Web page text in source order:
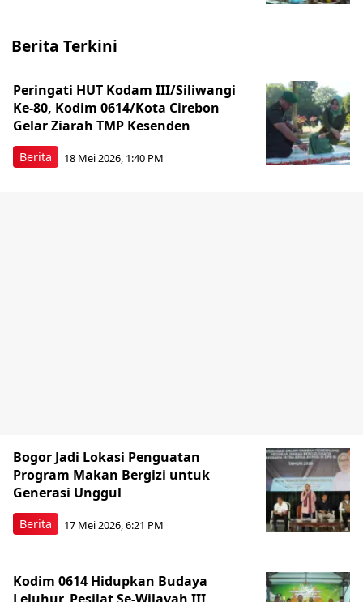
Berita Terkini
Berita
Peringati HUT Kodam III/Siliwangi
Ke-80, Kodim 0614/Kota Cirebon
Gelar Ziarah TMP Kesenden
18 Mei 2026, 1:40 PM
Berita
Bogor Jadi Lokasi Penguatan
Program Makan Bergizi untuk
Generasi Unggul
17 Mei 2026, 6:21 PM
Kodim 0614 Hidupkan Budaya